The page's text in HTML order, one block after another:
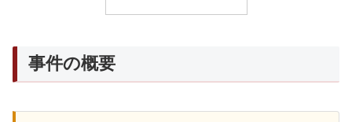
事件の概要